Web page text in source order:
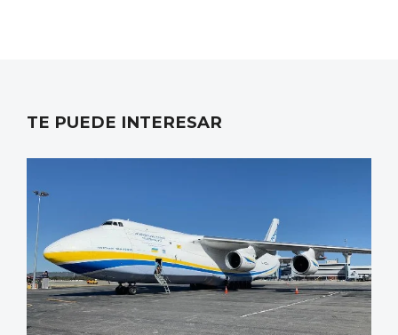
TE PUEDE INTERESAR